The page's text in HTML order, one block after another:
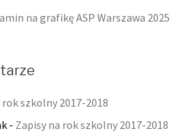
na grafikę ASP Warszawa 2025
rok szkolny 2017-2018
- Zapisy na rok szkolny 2017-2018